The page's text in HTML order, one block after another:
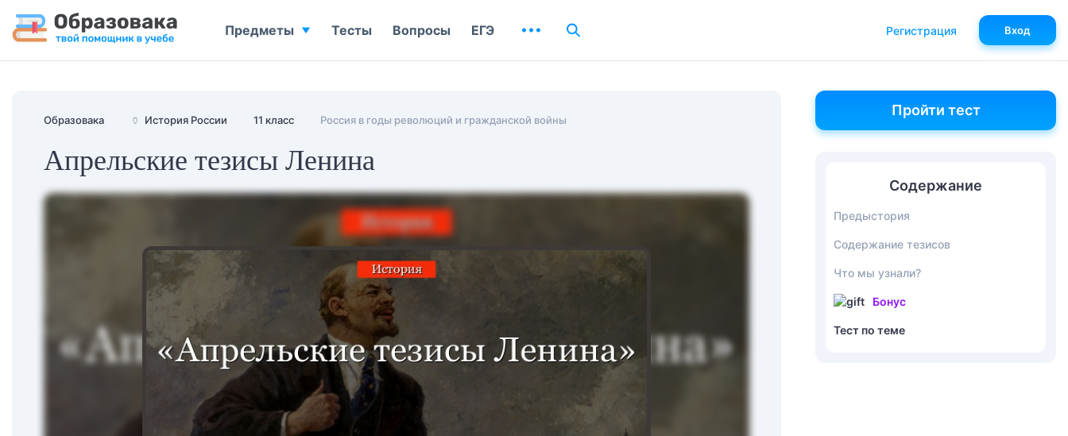
Образовака 🏺 История России 11 класс Россия в годы революций и гражданской войны
Апрельские тезисы Ленина
Пройти тест
Содержание
Предыстория
Содержание тезисов
Что мы узнали?
Бонус
Тест по теме
Предметы Тесты Вопросы ЕГЭ Регистрация Вход